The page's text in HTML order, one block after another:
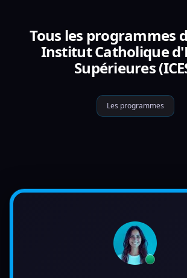
Tous les programmes
Institut Catholique
Supérieures
Les programmes